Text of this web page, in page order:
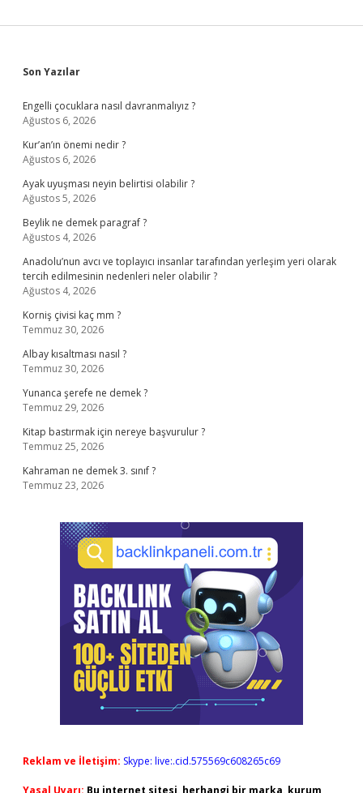
Sidebar
Son Yazılar
Engelli çocuklara nasıl davranmalıyız ?
Ağustos 6, 2026
Kur’an’ın önemi nedir ?
Ağustos 6, 2026
Ayak uyuşması neyin belirtisi olabilir ?
Ağustos 5, 2026
Beylik ne demek paragraf ?
Ağustos 4, 2026
Anadolu’nun avcı ve toplayıcı insanlar tarafından yerleşim yeri olarak
tercih edilmesinin nedenleri neler olabilir ?
Ağustos 4, 2026
Korniş çivisi kaç mm ?
Temmuz 30, 2026
Albay kısaltması nasıl ?
Temmuz 30, 2026
Yunanca şerefe ne demek ?
Temmuz 29, 2026
Kitap bastırmak için nereye başvurulur ?
Temmuz 25, 2026
Kahraman ne demek 3. sınıf ?
Temmuz 23, 2026
Reklam ve İletişim: Skype: live:.cid.575569c608265c69
Yasal Uyarı: Bu internet sitesi, herhangi bir marka, kurum